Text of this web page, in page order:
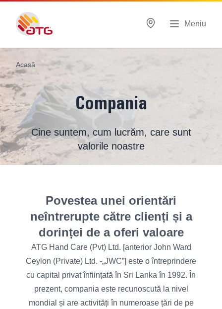
Meniu
Acasă
Compania
Cine suntem, cum lucrăm, care sunt
valorile noastre
Povestea unei orientări
neîntrerupte către clienți și a
dorinței de a oferi valoare
ATG Hand Care (Pvt) Ltd. [anterior John Ward
Ceylon (Private) Ltd. -„JWC”] este o întreprindere
cu capital privat înființată în Sri Lanka în 1992. În
prezent, compania este recunoscută la nivel
mondial și are activități în numeroase țări de pe